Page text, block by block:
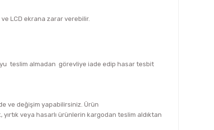
ve LCD ekrana zarar verebilir.
teslim almadan görevliye iade edip hasar tesbit
ve değişim yapabilirsiniz. Ürün
yırtık veya hasarlı ürünlerin kargodan teslim aldıktan